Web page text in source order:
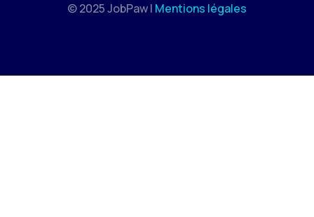
© 2025 JobPaw | Mentions légales